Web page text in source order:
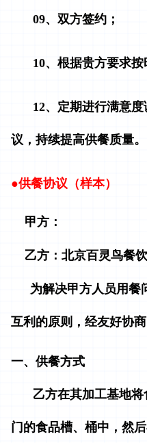
09、双方签约；
10、根据贵方要求按
12、定期进行满意
议，持续提高供餐质量。
●供餐协议（样本）
甲方：
乙方：北京百灵鸟餐饮
为解决甲方人员用餐
互利的原则，经友好协
一、供餐方式
乙方在其加工基地
门的食品槽、桶中，然